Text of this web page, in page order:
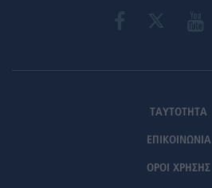
ΤΑΥΤΟΤΗΤΑ
ΕΠΙΚΟΙΝΩΝΙΑ
ΟΡΟΙ ΧΡΗΣΗΣ